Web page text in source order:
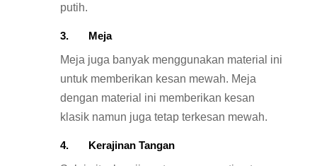
putih.
3. Meja
Meja juga banyak menggunakan material ini
untuk memberikan kesan mewah. Meja
dengan material ini memberikan kesan
klasik namun juga tetap terkesan mewah.
4. Kerajinan Tangan